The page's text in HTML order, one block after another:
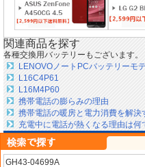
関連商品を探す
各種交換用バッテリーもございます。
LENOVOノートPCバッテリーモ
L16C4P61
L16M4P60
携帯電話の膨らみの理由
携帯電話の暖房と電力消費を解決
充電中に電話が熱くなる理由は何